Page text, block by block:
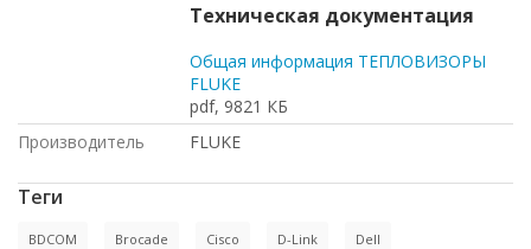
Техническая документация
Общая информация ТЕПЛОВИЗОРЫ
FLUKE
pdf, 9821 КБ
Производитель
FLUKE
Теги
BDCOM Brocade Cisco D-Link Dell